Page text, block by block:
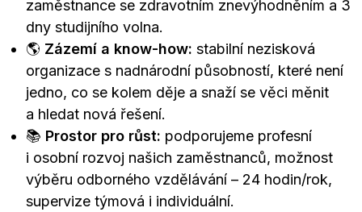
zaměstnance se zdravotním znevýhodněním a 3
dny studijního volna.
🌎 Zázemí a know-how: stabilní nezisková
organizace s nadnárodní působností, které není
jedno, co se kolem děje a snaží se věci měnit
a hledat nová řešení.
📚 Prostor pro růst: podporujeme profesní
i osobní rozvoj našich zaměstnanců, možnost
výběru odborného vzdělávání – 24 hodin/rok,
supervize týmová i individuální.